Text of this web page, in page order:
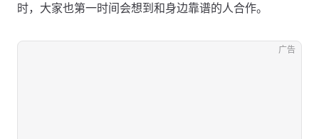
时，大家也第一时间会想到和身边靠谱的人合作。
广告